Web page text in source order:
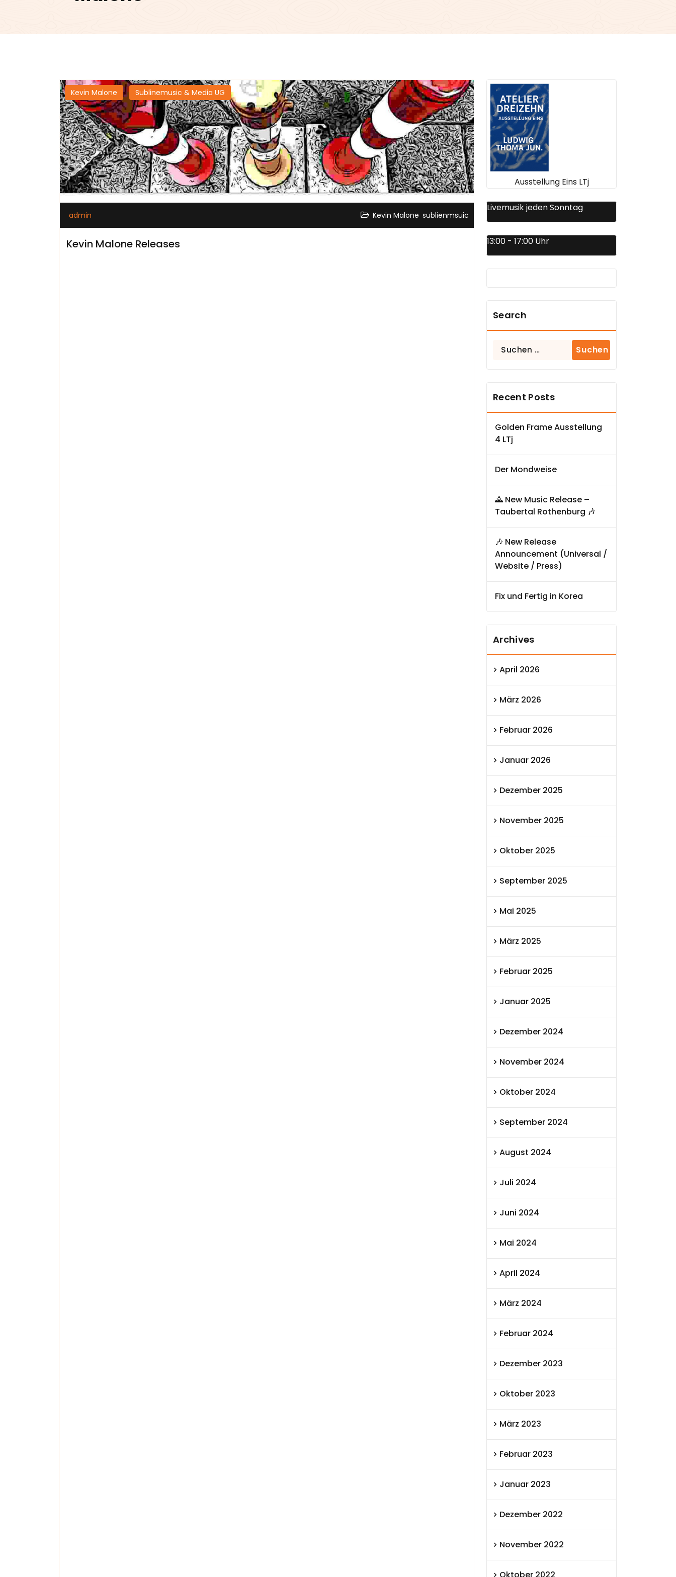
Kevin Malone Sublinemusic & Media UG
admin Kevin Malone sublienmsuic
Kevin Malone Releases
Ausstellung Eins LTj
Livemusik jeden Sonntag
13:00 - 17:00 Uhr
Search
Suchen
Recent Posts
Golden Frame Ausstellung
4 LTj
Der Mondweise
🌄 New Music Release –
Taubertal Rothenburg 🎶
🎶 New Release
Announcement (Universal /
Website / Press)
Fix und Fertig in Korea
Archives
April 2026
März 2026
Februar 2026
Januar 2026
Dezember 2025
November 2025
Oktober 2025
September 2025
Mai 2025
März 2025
Februar 2025
Januar 2025
Dezember 2024
November 2024
Oktober 2024
September 2024
August 2024
Juli 2024
Juni 2024
Mai 2024
April 2024
März 2024
Februar 2024
Dezember 2023
Oktober 2023
März 2023
Februar 2023
Januar 2023
Dezember 2022
November 2022